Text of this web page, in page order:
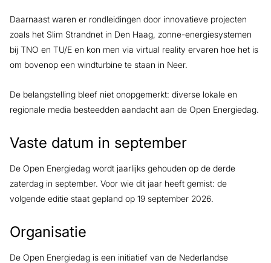
Daarnaast waren er rondleidingen door innovatieve projecten
zoals het Slim Strandnet in Den Haag, zonne-energiesystemen
bij TNO en TU/E en kon men via virtual reality ervaren hoe het is
om bovenop een windturbine te staan in Neer.
De belangstelling bleef niet onopgemerkt: diverse lokale en
regionale media besteedden aandacht aan de Open Energiedag.
Vaste datum in september
De Open Energiedag wordt jaarlijks gehouden op de derde
zaterdag in september. Voor wie dit jaar heeft gemist: de
volgende editie staat gepland op 19 september 2026.
Organisatie
De Open Energiedag is een initiatief van de Nederlandse